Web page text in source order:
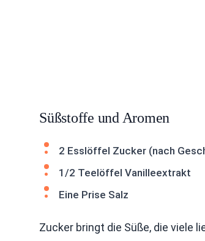
Süßstoffe und Aromen
2 Esslöffel Zucker (nach
1/2 Teelöffel Vanilleextrakt
Eine Prise Salz
Zucker bringt die Süße, die viele